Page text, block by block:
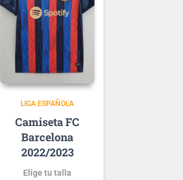
escribas será lo que
grabemos en tu
camiseta.
Ten en cuenta que si aún
no se ha presentado la
nueva
tipografía
LIGA ESPAÑOLA
FC
Barcelona
2022/2023
Elige tu talla